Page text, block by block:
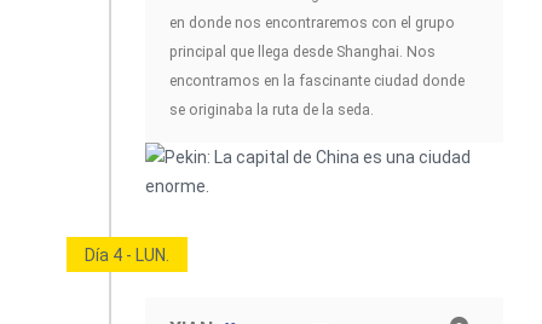
en donde nos encontraremos con el grupo
principal que llega desde Shanghai. Nos
encontramos en la fascinante ciudad donde
se originaba la ruta de la seda.
Día 4 - LUN.